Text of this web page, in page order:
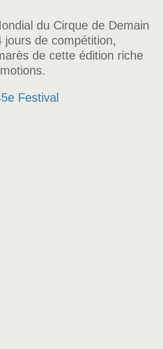
du Cirque de Demain
jours de compétition,
de cette édition riche
Festival